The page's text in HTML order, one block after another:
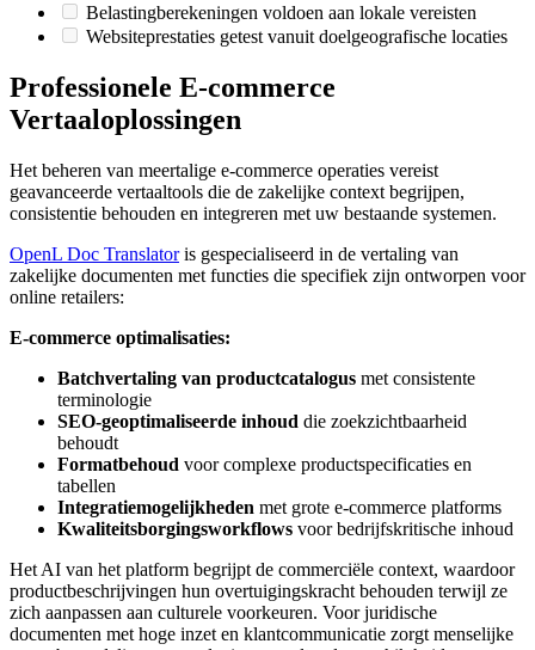
Belastingberekeningen voldoen aan lokale vereisten
Websiteprestaties getest vanuit doelgeografische locaties
Professionele E-commerce
Vertaaloplossingen
Het beheren van meertalige e-commerce operaties vereist
geavanceerde vertaaltools die de zakelijke context begrijpen,
consistentie behouden en integreren met uw bestaande systemen.
OpenL Doc Translatoris gespecialiseerd in de vertaling van
zakelijke documenten met functies die specifiek zijn ontworpen voor
online retailers:
E-commerce optimalisaties:
Batchvertaling van productcatalogus met consistente
terminologie
SEO-geoptimaliseerde inhoud die zoekzichtbaarheid
behoudt
Formatbehoud voor complexe productspecificaties en
tabellen
Integratiemogelijkheden met grote e-commerce platforms
Kwaliteitsborgingsworkflows voor bedrijfskritische inhoud
Het AI van het platform begrijpt de commerciële context, waardoor
productbeschrijvingen hun overtuigingskracht behouden terwijl ze
zich aanpassen aan culturele voorkeuren. Voor juridische
documenten met hoge inzet en klantcommunicatie zorgt menselijke